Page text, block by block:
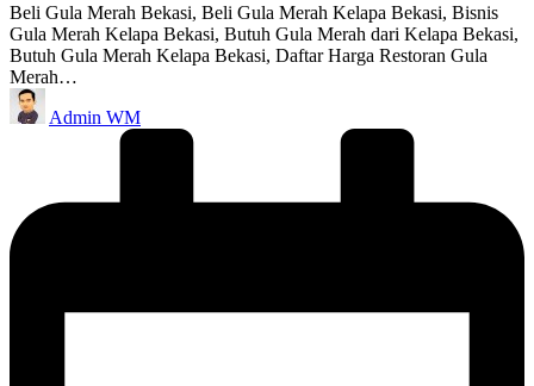
Beli Gula Merah Bekasi, Beli Gula Merah Kelapa Bekasi, Bisnis
Gula Merah Kelapa Bekasi, Butuh Gula Merah dari Kelapa Bekasi,
Butuh Gula Merah Kelapa Bekasi, Daftar Harga Restoran Gula
Merah…
Posted
by
Admin WM